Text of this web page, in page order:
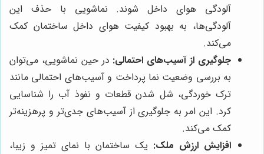
آلودگی هوای داخل شوند. نماشویی با حذف این
آلودگی‌ها، به بهبود کیفیت هوای داخل ساختمان کمک
می‌کند.
جلوگیری از آسیب‌های احتمالی: در حین نماشویی، می‌توان
به بررسی وضعیت نما پرداخت و آسیب‌های احتمالی مانند
ترک خوردگی، شل شدن قطعات و نفوذ آب را شناسایی
کرد. این امر به جلوگیری از آسیب‌های جدی‌تر و پرهزینه‌تر
کمک می‌کند.
افزایش ارزش ملک: یک ساختمان با نمای تمیز و زیبا،